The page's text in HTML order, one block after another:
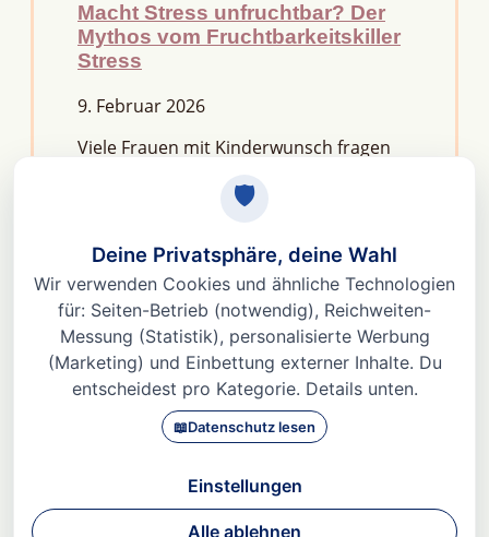
Macht Stress unfruchtbar? Der
Mythos vom Fruchtbarkeitskiller
Stress
9. Februar 2026
Viele Frauen mit Kinderwunsch fragen
kurze Antwort lautet: Nein, aber er kann
Fruchtbarkeit aus dem Gleichgewicht
bringen. Denn Stress
Weiterlesen »